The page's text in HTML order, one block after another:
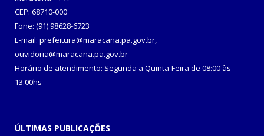
CEP: 68710-000
Fone: (91) 98628-6723
E-mail: prefeitura@maracana.pa.gov.br,
ouvidoria@maracana.pa.gov.br
Horário de atendimento: Segunda a Quinta-Feira de 08:00 às
13:00hs
ÚLTIMAS PUBLICAÇÕES